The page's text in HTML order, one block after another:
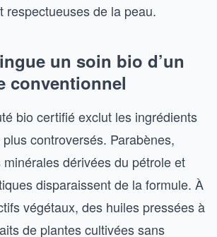
respectueuses de la peau.
un soin bio d’un
conventionnel
bio certifié exclut les ingrédients
controversés. Parabènes,
dérivées du pétrole et
disparaissent de la formule. À
végétaux, des huiles pressées à
de plantes cultivées sans